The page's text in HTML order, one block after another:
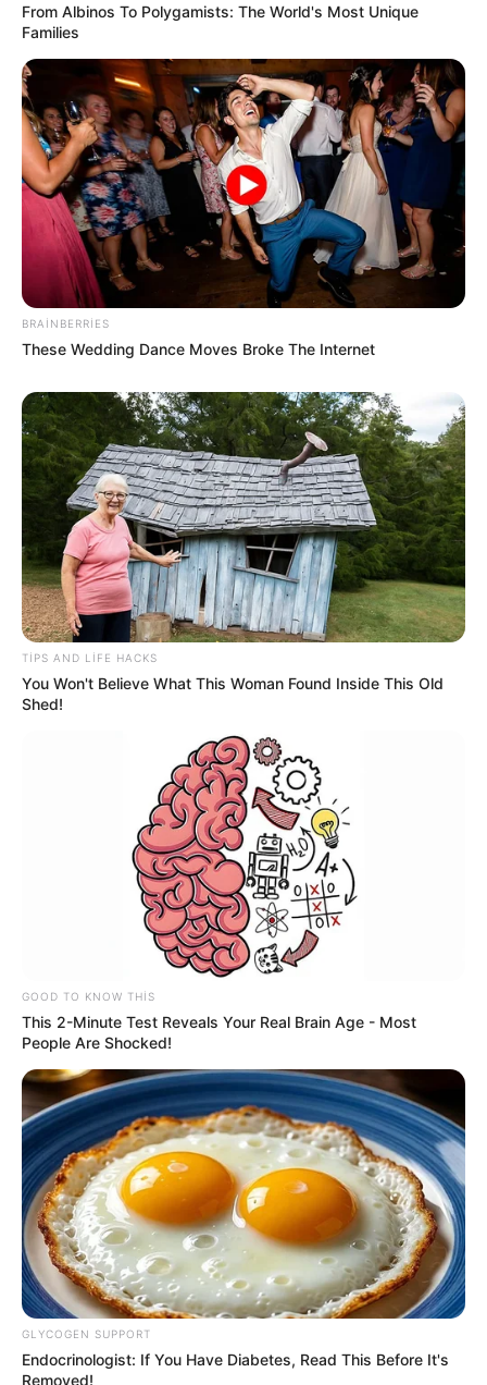
22:20 / 06 Avqust 2026 KRİMİNAL
Velosiped sürən beş yaşlı uşaq
traktorun altında qalaraq öldü
66
22:04 / 06 Avqust 2026 CƏMİYYƏT
Paytaxtın bu ərazilərindəqaz olmayacaq
72 0 0
21:43 / 06 Avqust 2026
Əhalinin diqqətinə! Bu tarixdən havalar
SƏRİNLƏŞİR
74
21:12 / 06 Avqust 2026 CƏMİYYƏT
Bakıda bu dahilərin heykəlləri yoxdur-
Nazirə müraciət edildi
From Albinos To Polygamists: The World's Most Unique
Families
BRAINBERRIES
These Wedding Dance Moves Broke The Internet
TIPS AND LIFE HACKS
You Won't Believe What This Woman Found Inside This Old
Shed!
GOOD TO KNOW THIS
This 2-Minute Test Reveals Your Real Brain Age - Most
People Are Shocked!
GLYCOGEN SUPPORT
Endocrinologist: If You Have Diabetes, Read This Before It's
Removed!